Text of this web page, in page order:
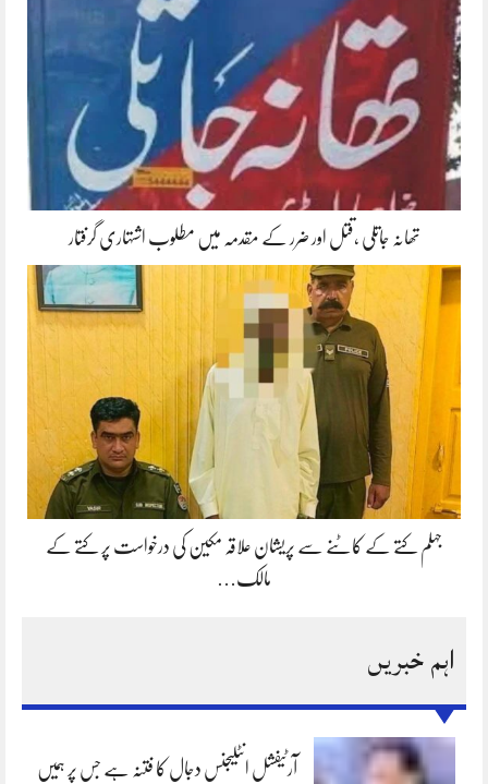
تھانہ جاتلی ،قتل اور ضرر کے مقدمہ میں مطلوب اشتہاری گرفتار
جہلم کتے کے کاٹنے سے پریشان علاقہ مکین کی درخواست پر کتے کے
مالک…
اہم خبریں
آرٹیفشل انٹلیجنس دجال کا فتنہ ہے جس پر ہمیں